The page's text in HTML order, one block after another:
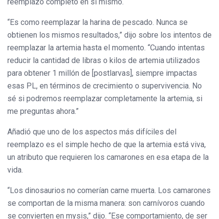
“Es como reemplazar la harina de pescado. Nunca se
obtienen los mismos resultados,” dijo sobre los intentos de
reemplazar la artemia hasta el momento. “Cuando intentas
reducir la cantidad de libras o kilos de artemia utilizados
para obtener 1 millón de [postlarvas], siempre impactas
esas PL, en términos de crecimiento o supervivencia. No
sé si podremos reemplazar completamente la artemia, si
me preguntas ahora.”
Añadió que uno de los aspectos más difíciles del
reemplazo es el simple hecho de que la artemia está viva,
un atributo que requieren los camarones en esa etapa de la
vida.
“Los dinosaurios no comerían carne muerta. Los camarones
se comportan de la misma manera: son carnívoros cuando
se convierten en mysis,” dijo. “Ese comportamiento, de ser